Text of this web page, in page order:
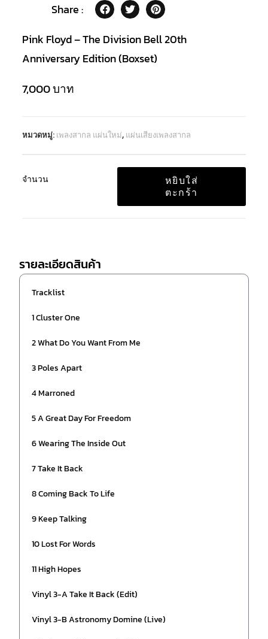
Share :
Pink Floyd – The Division Bell 20th
Anniversary Edition (Boxset)
7,000บาท
หมวดหมู่: เพลงสากล แผ่นใหม่, แผ่นเสียงเพลงสากล
จำนวน
หยิบใส่
ตะกร้า
รายละเอียดสินค้า
Tracklist
1 Cluster One
2 What Do You Want From Me
3 Poles Apart
4 Marroned
5 A Great Day For Freedom
6 Wearing The Inside Out
7 Take It Back
8 Coming Back To Life
9 Keep Talking
10 Lost For Words
11 High Hopes
Vinyl 3-A Take It Back (Edit)
Vinyl 3-B Astronomy Domine (Live)